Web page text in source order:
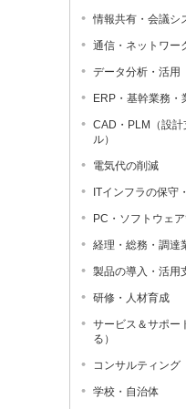
情報共有・会議シ
通信・ネットワー
データ分析・活用
ERP・基幹業務・
CAD・PLM（設計
ル）
電気代の削減
ITインフラの保守
PC・ソフトウェ
経理・総務・調達
製品の導入・活用
研修・人材育成
サービス＆サポー
る）
コンサルティング
学校・自治体